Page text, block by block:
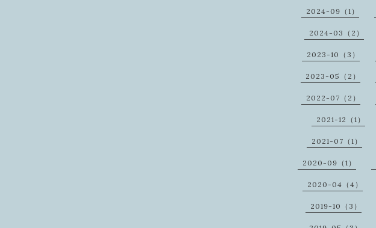
2024-09（1）
2024-03（2）
2023-10（3）
2023-05（2）
2022-07（2）
2021-12（1）
2021-07（1）
2020-09（1）
2020-04（4）
2019-10（3）